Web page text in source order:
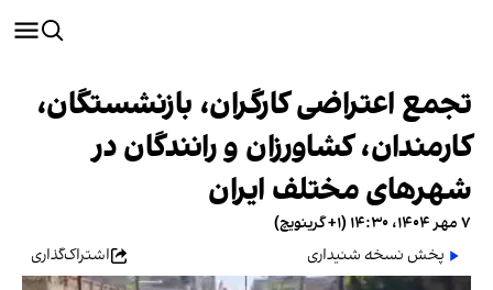
تجمع اعتراضی کارگران، بازنشستگان،
کارمندان، کشاورزان و رانندگان در
شهرهای مختلف ایران
۷ مهر ۱۴۰۴، ۱۴:۳۰ (‎+۱ گرینویچ)
پخش نسخه شنیداری
اشتراک‌گذاری